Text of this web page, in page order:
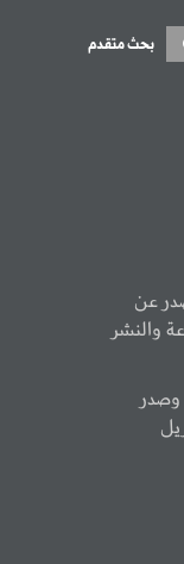
بحث متقدم
عن
والنشر